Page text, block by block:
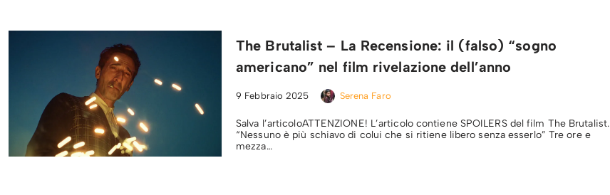
The Brutalist – La Recensione: il (falso) “sogno
americano” nel film rivelazione dell’anno
9 Febbraio 2025 Serena Faro
Salva l’articoloATTENZIONE! L’articolo contiene SPOILERS del film The Brutalist.
“Nessuno è più schiavo di colui che si ritiene libero senza esserlo” Tre ore e
mezza…